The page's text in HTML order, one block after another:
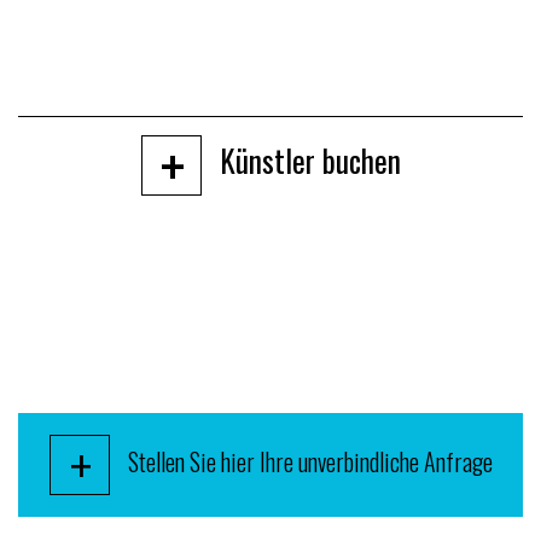
+ Künstler buchen
+ Stellen Sie hier Ihre unverbindliche Anfrage